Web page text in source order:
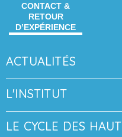
CONTACT &
RETOUR
D’EXPÉRIENCE
ACTUALITÉS
L'INSTITUT
LE CYCLE DES